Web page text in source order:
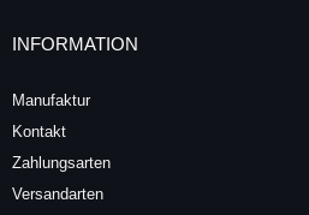
INFORMATION
Manufaktur
Kontakt
Zahlungsarten
Versandarten